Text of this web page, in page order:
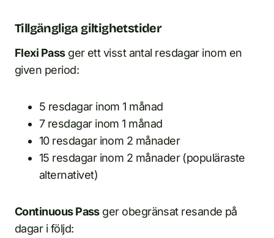
Tillgängliga giltighetstider
Flexi Passger ett visst antal resdagar inom en
given period:
5 resdagar inom 1 månad
7 resdagar inom 1 månad
10 resdagar inom 2 månader
15 resdagar inom 2 månader (populäraste
alternativet)
Continuous Passger obegränsat resande på
dagar i följd: